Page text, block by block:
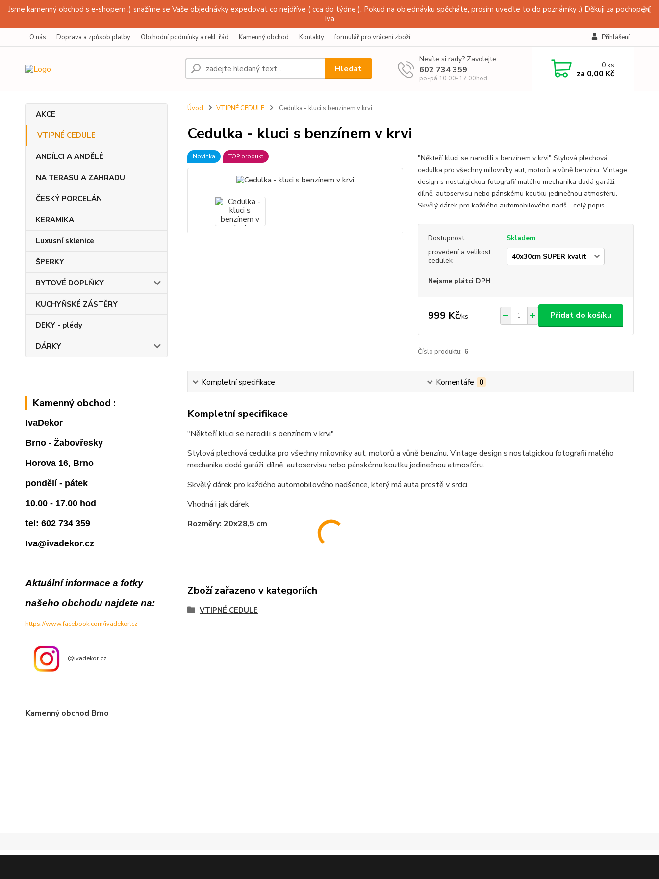
Jsme kamenný obchod s e-shopem :) snažíme se Vaše objednávky expedovat co nejdříve ( cca do týdne ). Pokud na objednávku spěcháte, prosím uveďte to do poznámky :) Děkuji za pochopení
Iva
O nás Doprava a způsob platby Obchodní podmínky a rekl. řád Kamenný obchod Kontakty formulář pro vrácení zboží Přihlášení
Hledat
Nevíte si rady? Zavolejte.
602 734 359
po-pá 10.00-17.00hod
0ks
za 0,00 Kč
AKCE
VTIPNÉ CEDULE
ANDÍLCI A ANDĚLÉ
NA TERASU A ZAHRADU
ČESKÝ PORCELÁN
KERAMIKA
Luxusní sklenice
ŠPERKY
BYTOVÉ DOPLŇKY
KUCHYŇSKÉ ZÁSTĚRY
DEKY - plédy
DÁRKY
Kamenný obchod :
IvaDekor
Brno - Žabovřesky
Horova 16, Brno
pondělí - pátek
10.00 - 17.00 hod
tel: 602 734 359
Iva@ivadekor.cz
Aktuální informace a fotky
našeho obchodu najdete na:
https://www.facebook.com/ivadekor.cz
@ivadekor.cz
Kamenný obchod Brno
Úvod VTIPNÉ CEDULE Cedulka - kluci s benzínem v krvi
Cedulka - kluci s benzínem v krvi
Novinka TOP produkt
"Někteří kluci se narodili s benzínem v krvi" Stylová plechová
cedulka pro všechny milovníky aut, motorů a vůně benzínu. Vintage
design s nostalgickou fotografií malého mechanika dodá garáži,
dílně, autoservisu nebo pánskému koutku jedinečnou atmosféru.
Skvělý dárek pro každého automobilového nadš... celý popis
Dostupnost
Skladem
provedení a velikost
cedulek
Nejsme plátci DPH
999 Kč/ks Přidat do košíku
Číslo produktu: 6
Kompletní specifikace Komentáře 0
Kompletní specifikace
"Někteří kluci se narodili s benzínem v krvi"
Stylová plechová cedulka pro všechny milovníky aut, motorů a vůně benzínu. Vintage design s nostalgickou fotografií malého
mechanika dodá garáži, dílně, autoservisu nebo pánskému koutku jedinečnou atmosféru.
Skvělý dárek pro každého automobilového nadšence, který má auta prostě v srdci.
Vhodná i jak dárek
Rozměry: 20x28,5 cm
Zboží zařazeno v kategoriích
VTIPNÉ CEDULE